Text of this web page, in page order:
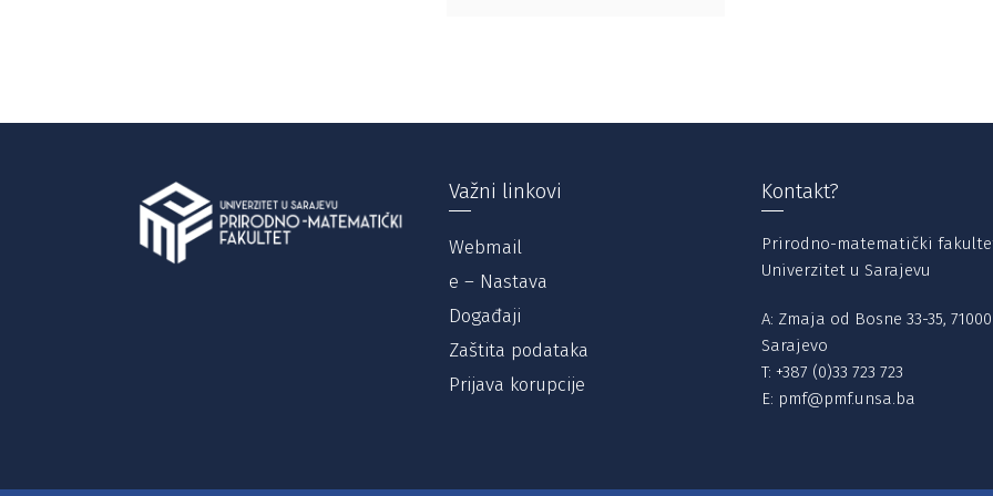
Važni linkovi
Webmail
e – Nastava
Događaji
Zaštita podataka
Prijava korupcije
Kontakt?
Prirodno-matematički
Univerzitet u Sarajevu
A: Zmaja od Bosne 33-35, 71000
Sarajevo
T: +387 (0)33 723 723
E: pmf@pmf.unsa.ba